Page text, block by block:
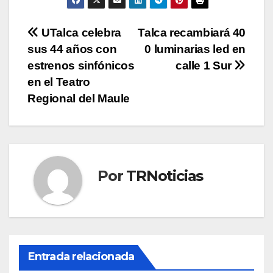
Navegación
de
entradas
Talca recambiará 40
0 luminarias led en
calle 1 Sur
UTalca celebra
sus 44 años con
estrenos sinfónicos
en el Teatro
Regional del Maule
Por TRNoticias
Entrada relacionada